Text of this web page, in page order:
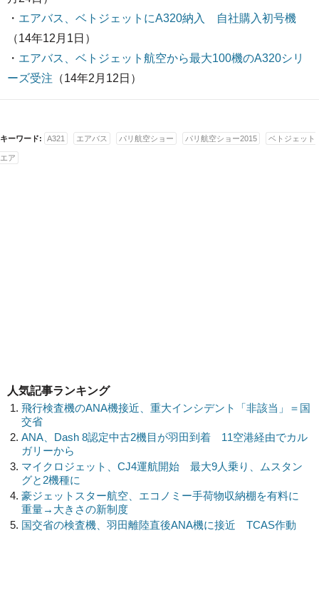
・ エアバス、ベトジェットにA320納入 自社購入初号機
（14年12月1日）
・ エアバス、ベトジェット航空から最大100機のA320シリ
ーズ受注 （14年2月12日）
キーワード: A321 エアバス パリ航空ショー パリ航空ショー2015 ベトジェット
エア
人気記事ランキング
飛行検査機のANA機接近、重大インシデント「非該当」＝国
交省
ANA、Dash 8認定中古2機目が羽田到着 11空港経由でカル
ガリーから
マイクロジェット、CJ4運航開始 最大9人乗り、ムスタン
グと2機種に
豪ジェットスター航空、エコノミー手荷物収納棚を有料に
重量→大きさの新制度
国交省の検査機、羽田離陸直後ANA機に接近 TCAS作動